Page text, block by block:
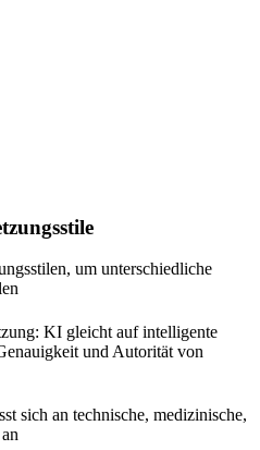
um unterschiedliche
KI gleicht auf intelligente
und Autorität von
sich an technische, medizinische,